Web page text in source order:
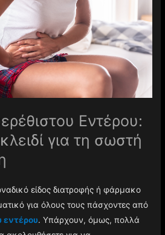
Εντέρου:
για τη σωστή
είδος διατροφής ή φάρμακο
για όλους τους πάσχοντες από
εντέρου. Υπάρχουν, όμως, πολλά